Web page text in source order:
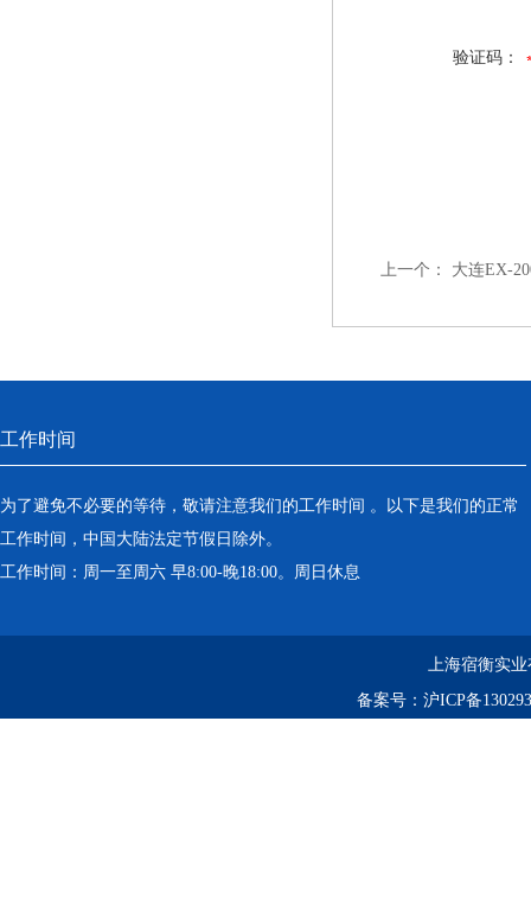
验证码：
上一个： 大连EX-
工作时间
为了避免不必要的等待，敬请注意我们的工作时间 。以下是我们的正常
工作时间，中国大陆法定节假日除外。
工作时间：周一至周六 早8:00-晚18:00。周日休息
上海宿衡实
备案号： 沪ICP备